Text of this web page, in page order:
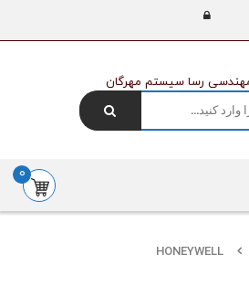
0
HONEYWELL